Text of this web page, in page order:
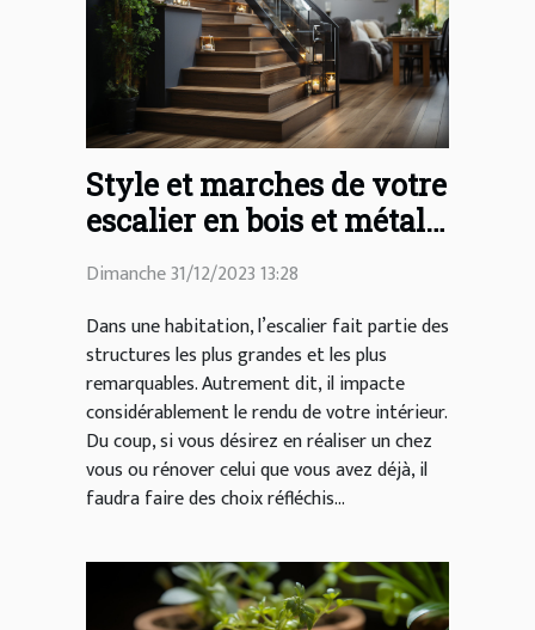
Style et marches de votre
escalier en bois et métal :
comment les choisir ?
Dimanche 31/12/2023 13:28
Dans une habitation, l’escalier fait partie des
structures les plus grandes et les plus
remarquables. Autrement dit, il impacte
considérablement le rendu de votre intérieur.
Du coup, si vous désirez en réaliser un chez
vous ou rénover celui que vous avez déjà, il
faudra faire des choix réfléchis...